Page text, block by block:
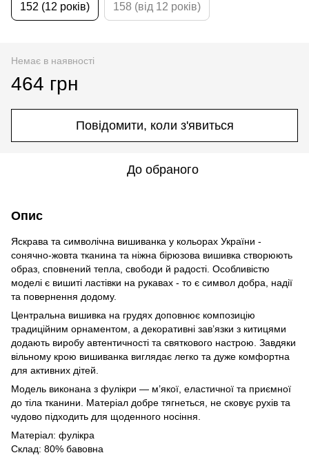
152 (12 років) 158 (від 12 років)
Немає в наявності
464 грн
Повідомити, коли з'явиться
До обраного
Опис
Яскрава та символічна вишиванка у кольорах України -
сонячно-жовта тканина та ніжна бірюзова вишивка створюють
образ, сповнений тепла, свободи й радості. Особливістю
моделі є вишиті ластівки на рукавах - то є символ добра, надії
та повернення додому.
Центральна вишивка на грудях доповнює композицію
традиційним орнаментом, а декоративні зав’язки з китицями
додають виробу автентичності та святкового настрою. Завдяки
вільному крою вишиванка виглядає легко та дуже комфортна
для активних дітей.
Модель виконана з фулікри — м’якої, еластичної та приємної
до тіла тканини. Матеріал добре тягнеться, не сковує рухів та
чудово підходить для щоденного носіння.
Матеріал: фулікра
Склад: 80% бавовна